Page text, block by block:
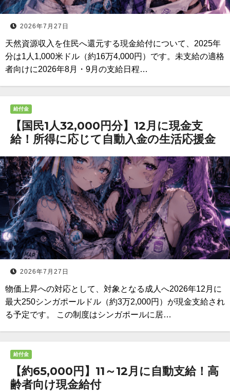
2026年7月27日
天然資源収入を住民へ還元する現金給付について、2025年
分は1人1,000米ドル（約16万4,000円）です。未支給の適格
者向けに2026年8月・9月の支給日程…
給付金
【国民1人32,000円分】12月に現金支
給！所得に応じて自動入金の生活応援金
2026年7月27日
物価上昇への対応として、対象となる成人へ2026年12月に
最大250シンガポールドル（約3万2,000円）が現金支給され
る予定です。 この制度はシンガポールに居…
給付金
【約65,000円】11～12月に自動支給！高
齢者向け現金給付